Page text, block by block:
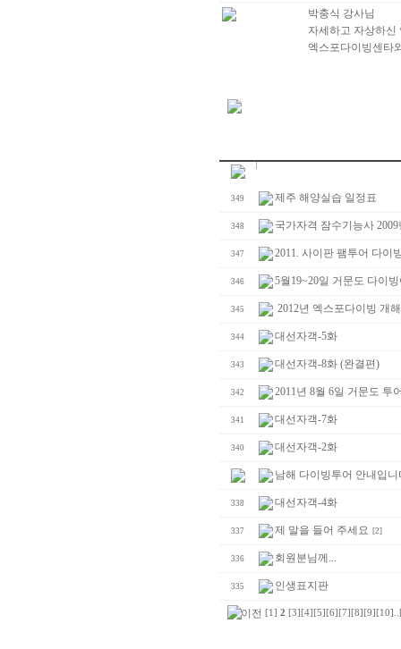
박충식 강사님
자세하고 자상하신
엑스포다이빙센타
349 제주 해양실습 일정표
348 국가자격 잠수기능사
347 2011. 사이판 팸투어 다이
346 5월19~20일 거문도 다이
345 2012년 엑스포다이빙 개
344 대선자객-5화
343 대선자객-8화 (완결편)
342 2011년 8월 6일 거문도 투
341 대선자객-7화
340 대선자객-2화
남해 다이빙투어 안내입니
338 대선자객-4화
337 제 말을 들어 주세요 [2]
336 회원분님께...
335 인생표지판
[1] 2 [3] [4] [5] [6] [7] [8] [9] [10]